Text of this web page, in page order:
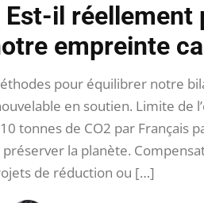
il réellement
empreinte
pour équilibrer notre
en soutien. Limite de
tonnes de CO2 par Français
la planète.
de réduction ou […]